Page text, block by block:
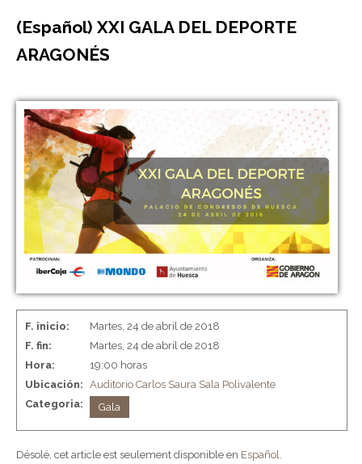
(Español) XXI GALA DEL DEPORTE
ARAGONÉS
F. inicio:
Martes, 24 de abril de 2018
F. fin:
Martes, 24 de abril de 2018
Hora:
19:00 horas
Ubicación: Auditorio Carlos Saura Sala Polivalente
Categoria:
Gala
Désolé, cet article est seulement disponible en Español